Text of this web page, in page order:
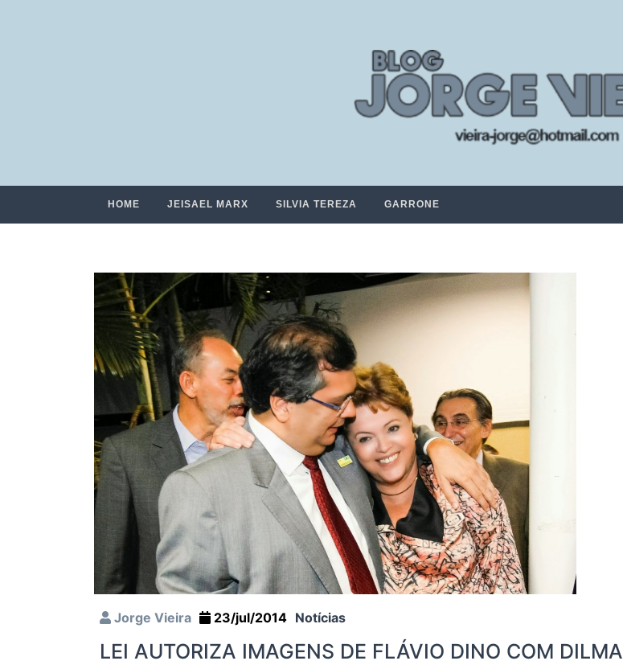
HOME JEISAEL MARX SILVIA TEREZA GARRONE
Jorge Vieira 23/jul/2014 Notícias
LEI AUTORIZA IMAGENS DE FLÁVIO DINO COM DILMA